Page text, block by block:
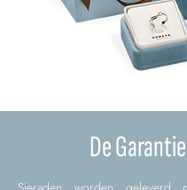
De Garantie